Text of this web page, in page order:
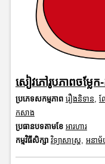
សៀវភៅរូបភាពចម្លែក
ប្រភេទសកម្មភាព រឿងនិទាន ល្
កសាង
ប្រធានបទតាមខែ អារហារ
កម្មវិធីសិក្សា វិទ្យាសាស្រ្ត អនា